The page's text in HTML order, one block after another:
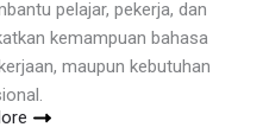
pelajar, pekerja, dan
kemampuan bahasa
maupun kebutuhan